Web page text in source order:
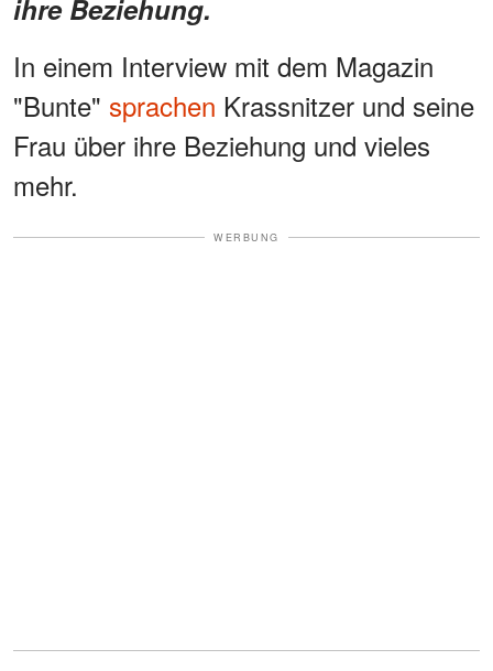
ihre Beziehung.
In einem Interview mit dem Magazin
"Bunte" sprachen Krassnitzer und seine
Frau über ihre Beziehung und vieles
mehr.
WERBUNG